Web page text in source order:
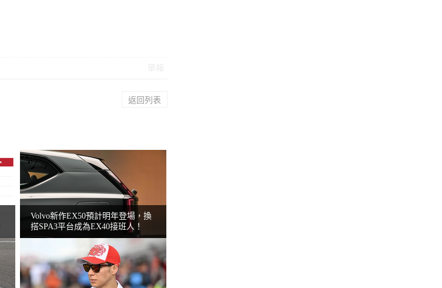
返回列表
Volvo新作EX50預計明年登場，換
搭SPA3平台成為EX40接班人！